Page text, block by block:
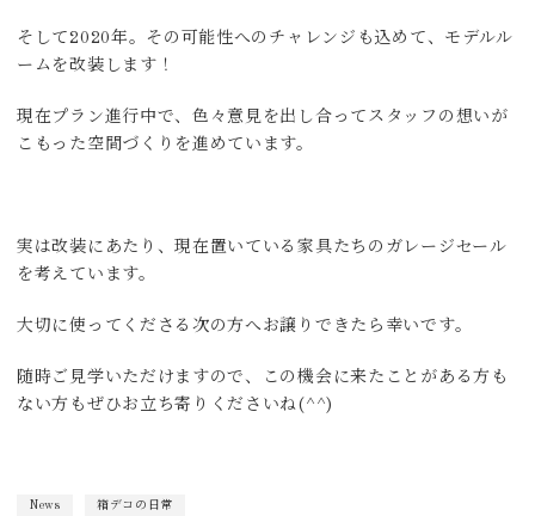
そして2020年。その可能性へのチャレンジも込めて、モデルル
ームを改装します！
現在プラン進行中で、色々意見を出し合ってスタッフの想いが
こもった空間づくりを進めています。
実は改装にあたり、現在置いている家具たちのガレージセール
を考えています。
大切に使ってくださる次の方へお譲りできたら幸いです。
随時ご見学いただけますので、この機会に来たことがある方も
ない方もぜひお立ち寄りくださいね(^^)
News 箱デコの日常